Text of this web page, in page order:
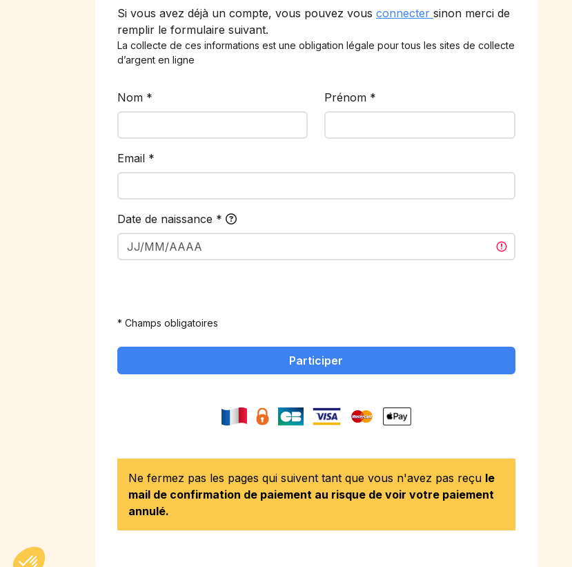
Si vous avez déjà un compte, vous pouvez vous connecter sinon merci de
remplir le formulaire suivant.
La collecte de ces informations est une obligation légale pour tous les sites de collecte
d’argent en ligne
Nom * Prénom *
Email *
Date de naissance *
* Champs obligatoires
Participer
Ne fermez pas les pages qui suivent tant que vous n'avez pas reçu le
mail de confirmation de paiement au risque de voir votre paiement
annulé.